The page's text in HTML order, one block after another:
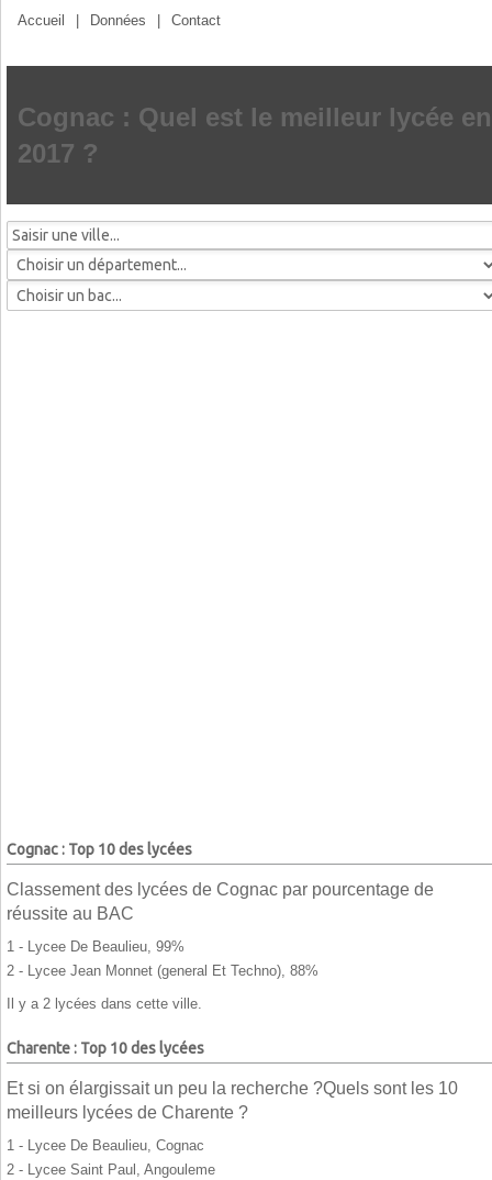
Accueil Données Contact
Cognac : Quel est le meilleur lycée en
2017 ?
Cognac : Top 10 des lycées
Classement des lycées de Cognac par pourcentage de
réussite au BAC
1 - Lycee De Beaulieu, 99%
2 - Lycee Jean Monnet (general Et Techno), 88%
Il y a 2 lycées dans cette ville.
Charente : Top 10 des lycées
Et si on élargissait un peu la recherche ?Quels sont les 10
meilleurs lycées de Charente ?
1 - Lycee De Beaulieu, Cognac
2 - Lycee Saint Paul, Angouleme